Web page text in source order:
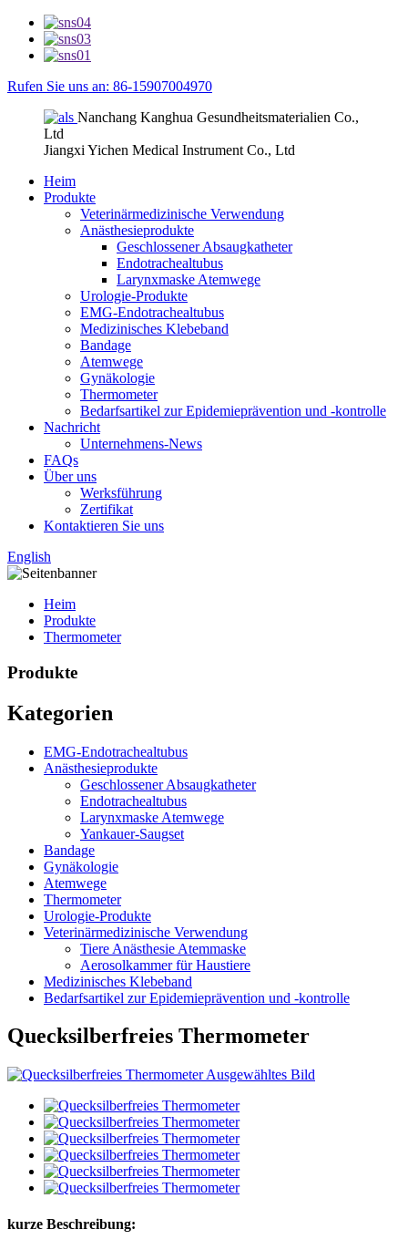
Rufen Sie uns an: 86-15907004970
Nanchang Kanghua Gesundheitsmaterialien Co.,
Ltd
Jiangxi Yichen Medical Instrument Co., Ltd
Heim
Produkte
Veterinärmedizinische Verwendung
Anästhesieprodukte
Geschlossener Absaugkatheter
Endotrachealtubus
Larynxmaske Atemwege
Urologie-Produkte
EMG-Endotrachealtubus
Medizinisches Klebeband
Bandage
Atemwege
Gynäkologie
Thermometer
Bedarfsartikel zur Epidemieprävention und -kontrolle
Nachricht
Unternehmens-News
FAQs
Über uns
Werksführung
Zertifikat
Kontaktieren Sie uns
English
Heim
Produkte
Thermometer
Produkte
Kategorien
EMG-Endotrachealtubus
Anästhesieprodukte
Geschlossener Absaugkatheter
Endotrachealtubus
Larynxmaske Atemwege
Yankauer-Saugset
Bandage
Gynäkologie
Atemwege
Thermometer
Urologie-Produkte
Veterinärmedizinische Verwendung
Tiere Anästhesie Atemmaske
Aerosolkammer für Haustiere
Medizinisches Klebeband
Bedarfsartikel zur Epidemieprävention und -kontrolle
Quecksilberfreies Thermometer
kurze Beschreibung: